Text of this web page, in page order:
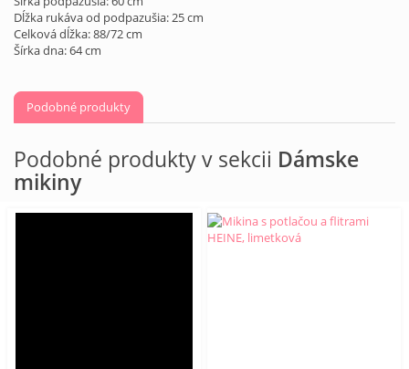
Dĺžka rukáva od podpazušia: 25 cm
Celková dĺžka: 88/72 cm
Šírka dna: 64 cm
Podobné produkty
Podobné produkty v sekcii Dámske
mikiny